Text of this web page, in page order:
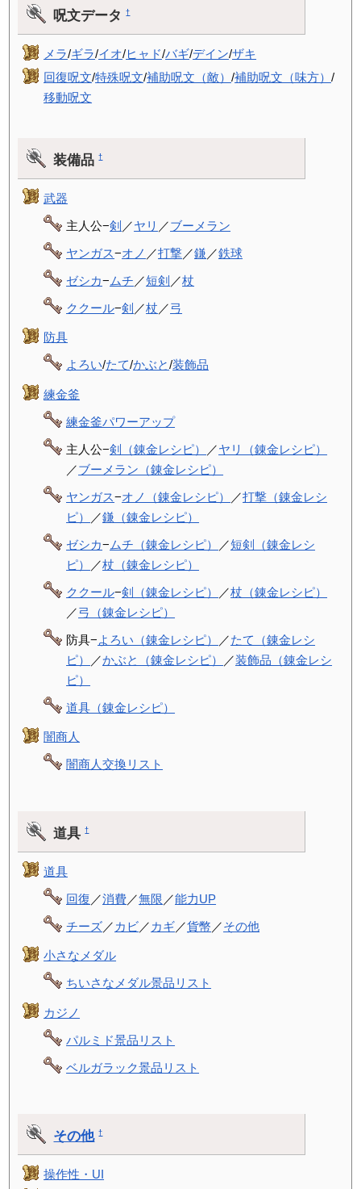
呪文データ†
メラ/ギラ/イオ/ヒャド/バギ/デイン/ザキ
回復呪文/特殊呪文/補助呪文（敵）/補助呪文（味方）/
移動呪文
装備品†
武器
主人公−剣 ／ヤリ ／ブーメラン
ヤンガス−オノ ／打撃／鎌 ／鉄球
ゼシカ− ムチ ／短剣 ／杖
ククール−剣 ／杖 ／弓
防具
よろい/たて/かぶと/装飾品
練金釜
練金釜パワーアップ
主人公−剣（錬金レシピ） ／ヤリ（錬金レシピ）
／ブーメラン（錬金レシピ）
ヤンガス−オノ（錬金レシピ） ／打撃（錬金レシ
ピ）
／鎌（錬金レシピ）
ゼシカ− ムチ（錬金レシピ） ／短剣（錬金レシ
ピ）
／杖（錬金レシピ）
ククール−剣（錬金レシピ） ／杖（錬金レシピ）
／弓（錬金レシピ）
防具−よろい（錬金レシピ） ／たて（錬金レシ
ピ）
／かぶと（錬金レシピ） ／装飾品（錬金レシ
ピ）
道具（錬金レシピ）
闇商人
闇商人交換リスト
道具†
道具
回復 ／消費／無限 ／能力UP
チーズ／ カビ／ カギ／貨幣 ／その他
小さなメダル
ちいさなメダル景品リスト
カジノ
パルミド景品リスト
ベルガラック景品リスト
その他 †
操作性・UI